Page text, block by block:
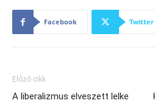
Facebook Twitter
Előző cikk
A liberalizmus elveszett lelke